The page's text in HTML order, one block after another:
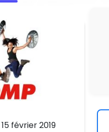
février 2019